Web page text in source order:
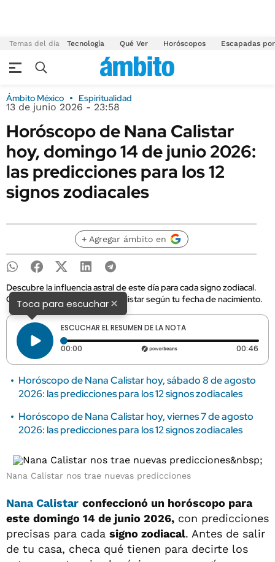
Temas del día Tecnología Qué Ver Horóscopos Escapadas
Ámbito México Espiritualidad
13 de junio 2026 - 23:58
Horóscopo de Nana Calistar
hoy, domingo 14 de junio 2026:
las predicciones para los 12
signos zodiacales
+ Agregar ámbito en
Descubre la influencia astral de este día para cada signo zodiacal.
Checa los consejos de Nana Calistar según tu fecha de nacimiento.
Toca para escuchar×
ESCUCHAR EL RESUMEN DE LA NOTA
00:00 Tiempo transcurrido: 0 segundos 00:46
Horóscopo de Nana Calistar hoy, sábado 8 de agosto
2026: las predicciones para los 12 signos zodiacales
Horóscopo de Nana Calistar hoy, viernes 7 de agosto
2026: las predicciones para los 12 signos zodiacales
Nana Calistar nos trae nuevas predicciones
Nana Calistar confeccionó un horóscopo para
este domingo 14 de junio 2026, con predicciones
precisas para cada signo zodiacal. Antes de salir
de tu casa, checa qué tienen para decirte los